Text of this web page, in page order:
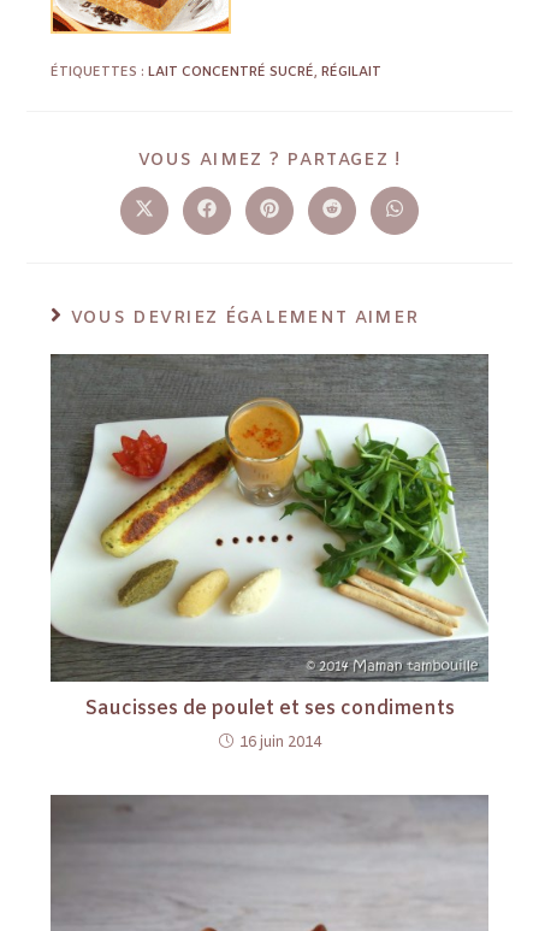
ÉTIQUETTES :LAIT CONCENTRÉ SUCRÉ, RÉGILAIT
VOUS AIMEZ ? PARTAGEZ !
VOUS DEVRIEZ ÉGALEMENT AIMER
Saucisses de poulet et ses condiments
16 juin 2014